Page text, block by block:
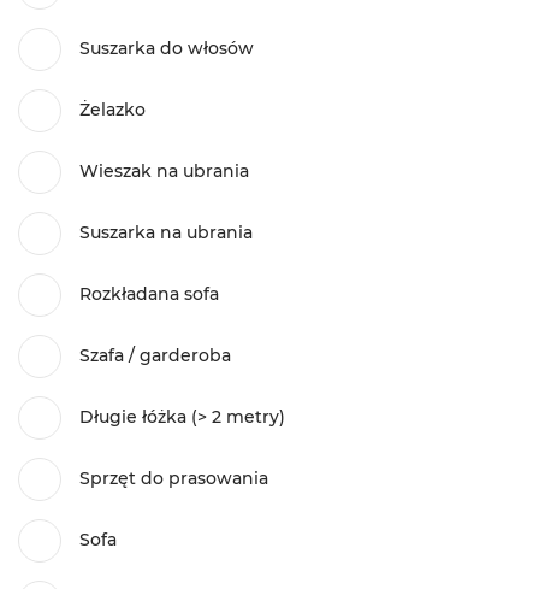
Suszarka do włosów
Żelazko
Wieszak na ubrania
Suszarka na ubrania
Rozkładana sofa
Szafa / garderoba
Długie łóżka (> 2 metry)
Sprzęt do prasowania
Sofa